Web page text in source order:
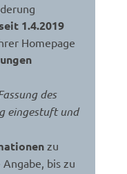
1.4.2019
Homepage
des
eingestuft und
zu
bis zu